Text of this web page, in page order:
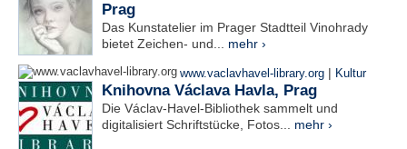
Prag
Das Kunstatelier im Prager Stadtteil Vinohrady
bietet Zeichen- und... mehr ›
www.vaclavhavel-library.org | Kultur
Knihovna Václava Havla, Prag
Die Václav-Havel-Bibliothek sammelt und
digitalisiert Schriftstücke, Fotos... mehr ›